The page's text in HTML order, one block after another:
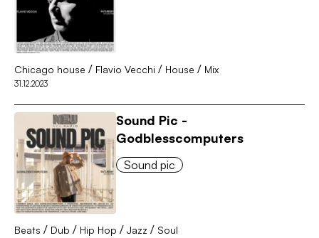
Chicago house / Flavio Vecchi / House / Mix
31.12.2023
Sound Pic -
Godblesscomputers
Sound pic
Beats / Dub / Hip Hop / Jazz / Soul